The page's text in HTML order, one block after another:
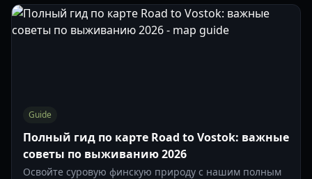
Guide
Полный гид по карте Road to Vostok: важные
советы по выживанию 2026
Освойте суровую финскую природу с нашим полным